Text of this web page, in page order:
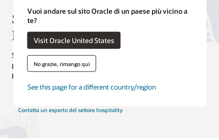
Vuoi andare sul sito Oracle di un paese più vicino a
te?
Visit Oracle United States
No grazie, rimango qui
See this page for a different country/region
Storie dei clienti di Oracle
Hospitality
Scopri come i clienti utilizzano le soluzioni Oracle Hospitality per
promuovere l'innovazione e offrire ai clienti la migliore esperienza
possibile.
Contatta un esperto del settore hospitality